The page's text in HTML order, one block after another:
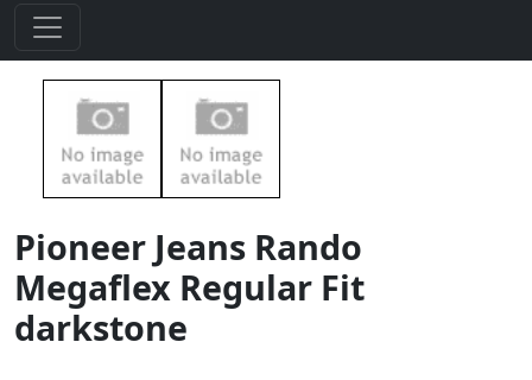
Pioneer Jeans Rando
Megaflex Regular Fit
darkstone